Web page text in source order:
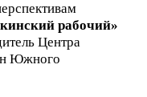
рабочий»
Центра
Южного